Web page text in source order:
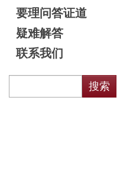
要理问答证道
疑难解答
联系我们